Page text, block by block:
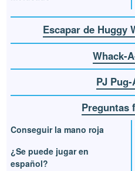
Escapar de Huggy
Whack-
PJ
Preguntas
Conseguir la mano roja
¿Se puede jugar en
español?